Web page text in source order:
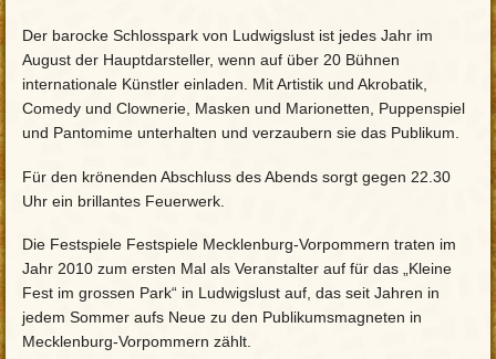
Der barocke Schlosspark von Ludwigslust ist jedes Jahr im
August der Hauptdarsteller, wenn auf über 20 Bühnen
internationale Künstler einladen. Mit Artistik und Akrobatik,
Comedy und Clownerie, Masken und Marionetten, Puppenspiel
und Pantomime unterhalten und verzaubern sie das Publikum.
Für den krönenden Abschluss des Abends sorgt gegen 22.30
Uhr ein brillantes Feuerwerk.
Die Festspiele Festspiele Mecklenburg-Vorpommern traten im
Jahr 2010 zum ersten Mal als Veranstalter auf für das „Kleine
Fest im grossen Park“ in Ludwigslust auf, das seit Jahren in
jedem Sommer aufs Neue zu den Publikumsmagneten in
Mecklenburg-Vorpommern zählt.